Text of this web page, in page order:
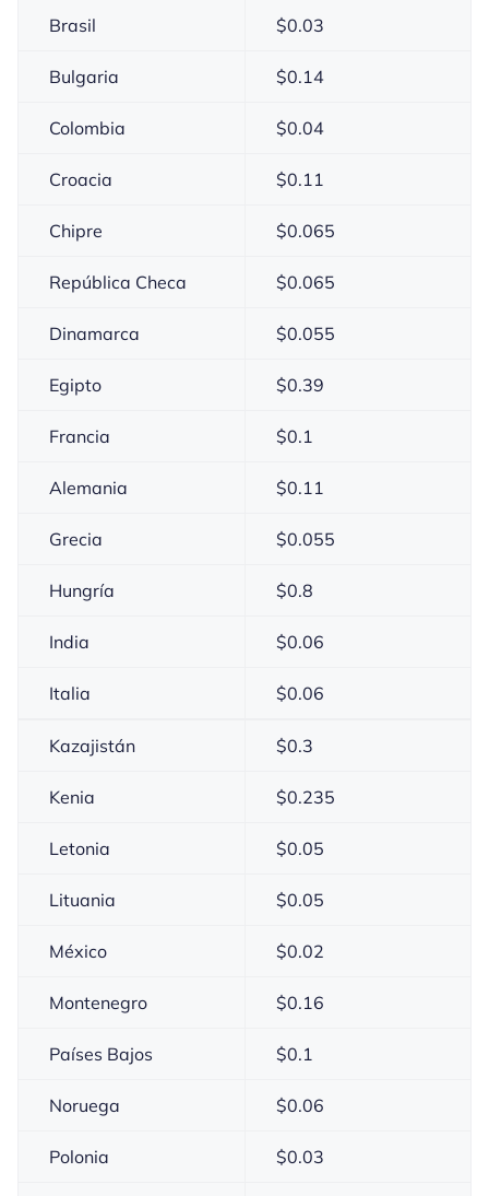
Brasil $0.03
Bulgaria $0.14
Colombia $0.04
Croacia $0.11
Chipre $0.065
República Checa $0.065
Dinamarca $0.055
Egipto $0.39
Francia $0.1
Alemania $0.11
Grecia $0.055
Hungría $0.8
India $0.06
Italia $0.06
Kazajistán $0.3
Kenia $0.235
Letonia $0.05
Lituania $0.05
México $0.02
Montenegro $0.16
Países Bajos $0.1
Noruega $0.06
Polonia $0.03